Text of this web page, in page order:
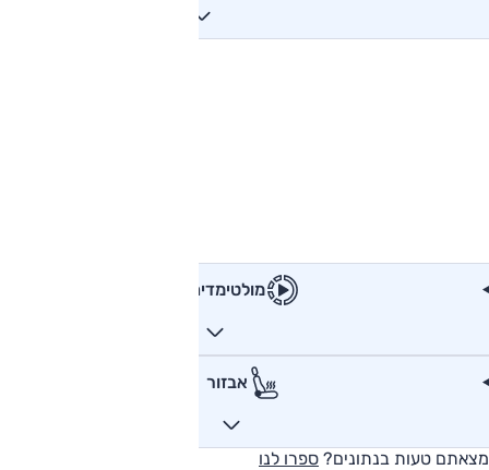
מולטימדיה
אבזור
מצאתם טעות בנתונים? ספרו לנו